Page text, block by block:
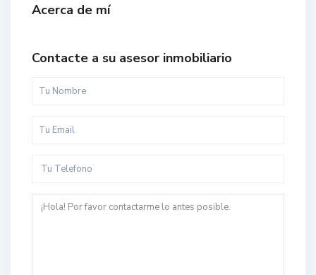
Acerca de mí
Contacte a su asesor inmobiliario